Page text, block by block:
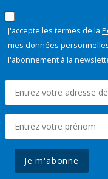
J'accepte les termes de la
mes données
l'abonnement à la
Je m'abonne